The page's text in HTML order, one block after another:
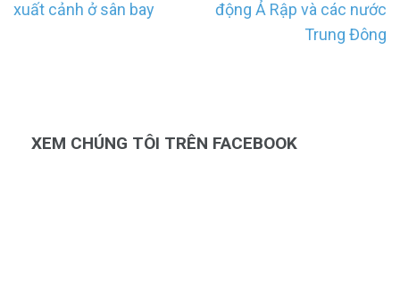
hướng
xuất cảnh ở sân bay
động Ả Rập và các nước
Trung Đông
XEM CHÚNG TÔI TRÊN FACEBOOK